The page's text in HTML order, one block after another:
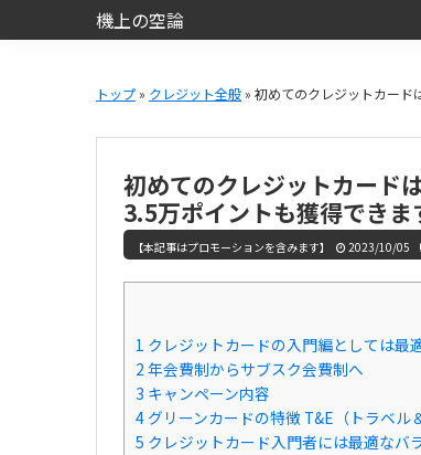
機上の空論
ANA
JAL
JGC
JCB
THE
CLASS（JCB
ザ・
トップ » クレジット全般 » 初めてのクレジットカー
初めてのクレジットカード
3.5万ポイントも獲得できま
【本記事はプロモーションを含みます】 2023/10/05
1 クレジットカードの入門編としては最
2 年会費制からサブスク会費制へ
3 キャンペーン内容
4 グリーンカードの特徴 T&E（トラベル
5 クレジットカード入門者には最適なバ